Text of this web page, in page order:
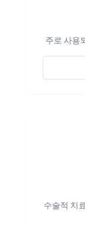
주로 사용
수술적 치